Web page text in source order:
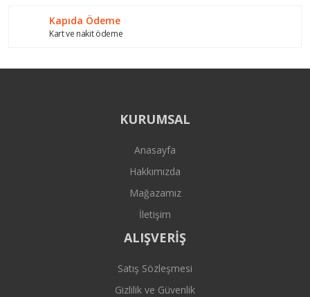
Kapıda Ödeme
Kart ve nakit ödeme
KURUMSAL
Anasayfa
Hakkımızda
Mağazamız
İletişim
ALIŞVERİŞ
Satış Sözleşmesi
Gizlilik ve Güvenlik